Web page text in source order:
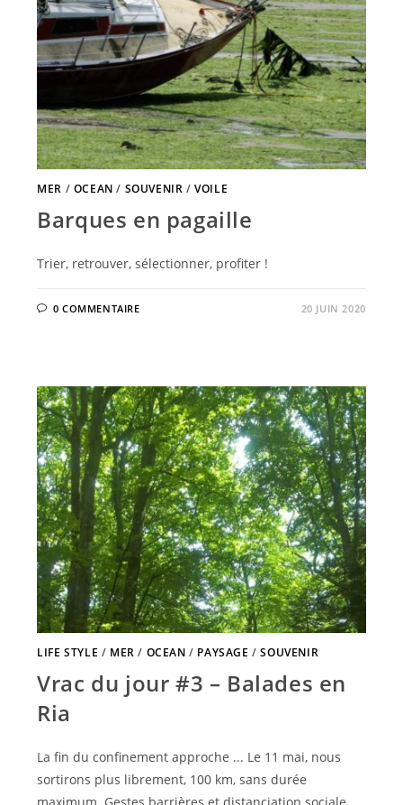
MER / OCEAN / SOUVENIR /VOILE
Barques en pagaille
Trier, retrouver, sélectionner, profiter !
0 COMMENTAIRE 20 JUIN 2020
LIFE STYLE / MER / OCEAN / PAYSAGE /SOUVENIR
Vrac du jour #3 – Balades en
Ria
La fin du confinement approche ... Le 11 mai, nous
sortirons plus librement, 100 km, sans durée